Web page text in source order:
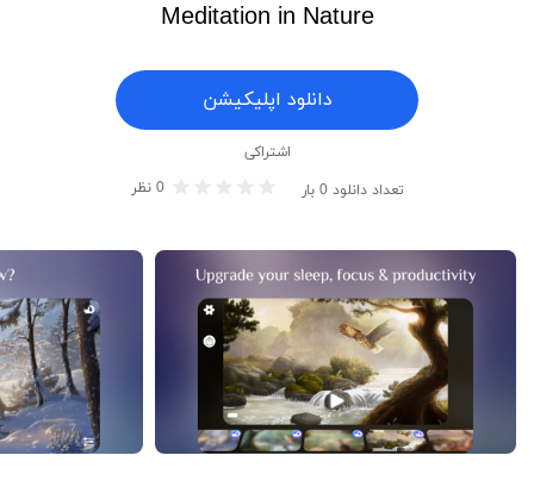
Meditation in Nature
دانلود اپلیکیشن
اشتراکی
تعداد دانلود0 بار 0 نظر